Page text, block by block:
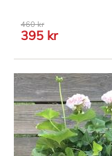
460 kr
395 kr